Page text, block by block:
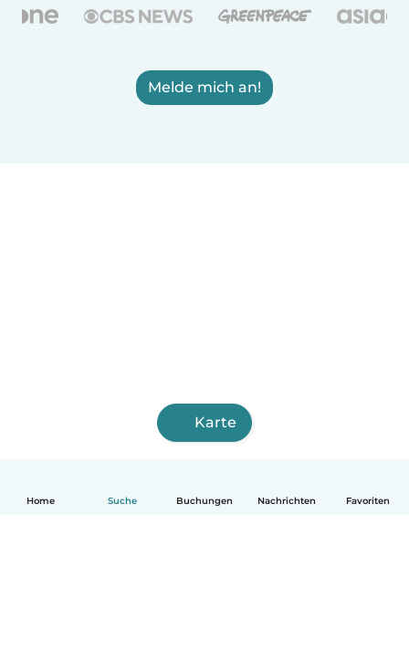
Home Suche Buchungen Nachrichten Favoriten
Melde mich an!
Karte